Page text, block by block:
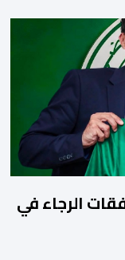
وكانت
كيدية، تدعي
[…]
الرجاء في